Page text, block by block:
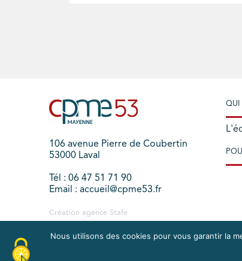
106 avenue Pierre de Coubertin
53000 Laval
Tél : 06 47 51 71 90
Email : accueil@cpme53.fr
Création agence Stafe
QUI
Nous utilisons des cookies pour vous garantir la